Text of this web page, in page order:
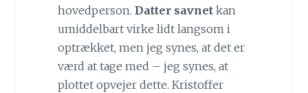
hovedperson. Datter savnetkan
umiddelbart virke lidt langsom i
optrækket, men jeg synes, at det er
værd at tage med – jeg synes, at
plottet opvejer dette. Kristoffer